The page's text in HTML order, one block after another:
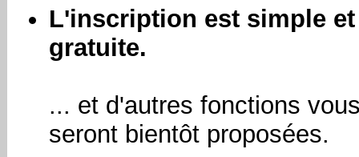
L'inscription est simple et
gratuite.
... et d'autres fonctions
seront bientôt proposées.